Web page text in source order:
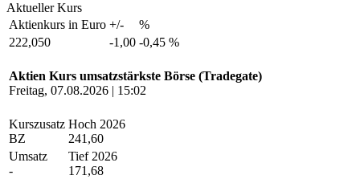
Aktueller Kurs
Aktienkurs in Euro +/-
%
222,050
-1,00 -0,45 %
Aktien Kurs umsatzstärkste Börse (Tradegate)
Freitag, 07.08.2026 | 15:02
Kurszusatz
BZ
Hoch 2026
241,60
Umsatz
-
Tief 2026
171,68